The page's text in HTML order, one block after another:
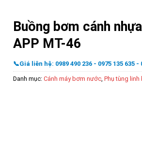
Buồng bơm cánh
APP MT-46
📞Giá liên hệ: 0989 490 236 - 0975 135 635 -
Danh mục: Cánh máy bơm nước, Phụ tùng linh